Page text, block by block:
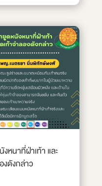
หนาที่ฝ่าเท้า และ
งดังกล่าว